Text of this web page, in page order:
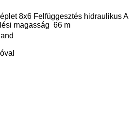
8x6 Felfüggesztés hidraulikusA
magasság 66 m